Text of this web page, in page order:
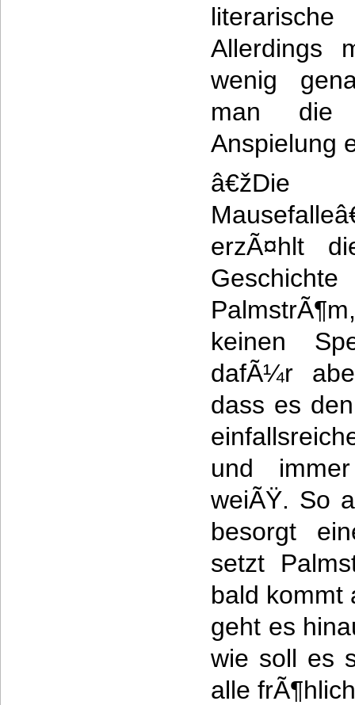
Allerdings
wenig
man die
Anspielung
â€žDie
erzÃ¤hlt
keinen
dafÃ¼r
dass es
und
weiÃŸ. So
besorgt
setzt
bald kommt
geht es
wie soll es
alle